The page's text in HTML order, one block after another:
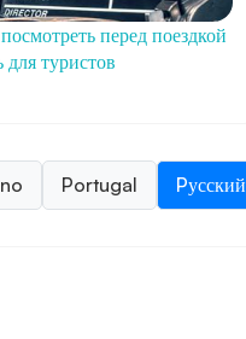
перед поездкой
туристов
Portugal Pусский